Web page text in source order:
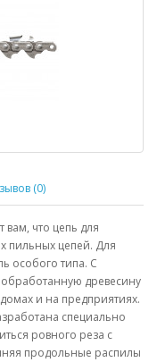
(0)
что цепь для
пильных цепей. Для
особого типа. С
древесину
и на предприятиях.
специально
ровного реза с
продольные распилы